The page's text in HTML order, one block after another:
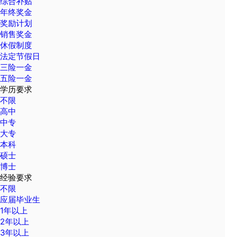
年终奖金
奖励计划
销售奖金
休假制度
法定节假日
三险一金
五险一金
学历要求
不限
高中
中专
大专
本科
硕士
博士
经验要求
不限
应届毕业生
1年以上
2年以上
3年以上